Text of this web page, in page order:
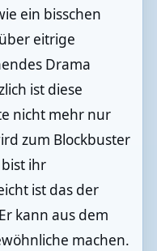
ein bisschen
eitrige
Drama
ist diese
nicht mehr nur
zum Blockbuster
ihr
ist das der
kann aus dem
machen.